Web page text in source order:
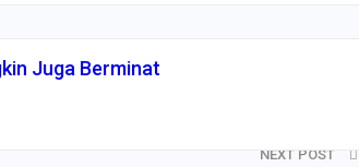
NEXT POST
Juga Berminat